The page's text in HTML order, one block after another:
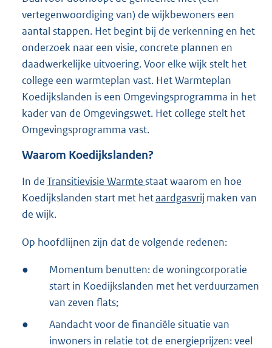
vertegenwoordiging van) de wijkbewoners een
aantal stappen. Het begint bij de verkenning en het
onderzoek naar een visie, concrete plannen en
daadwerkelijke uitvoering. Voor elke wijk stelt het
college een warmteplan vast. Het Warmteplan
Koedijkslanden is een Omgevingsprogramma in het
kader van de Omgevingswet. Het college stelt het
Omgevingsprogramma vast.
Waarom Koedijkslanden?
In deTransitievisie Warmtestaat waarom en hoe
Koedijkslanden start met hetaardgasvrij maken van
de wijk.
Op hoofdlijnen zijn dat de volgende redenen:
●
Momentum benutten: de woningcorporatie
start in Koedijkslanden met het verduurzamen
van zeven flats;
●
Aandacht voor de financiële situatie van
inwoners in relatie tot de energieprijzen: veel